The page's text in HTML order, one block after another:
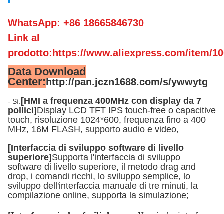
WhatsApp: +86 18665846730
Link al
prodotto:https://www.aliexpress.com/item/
Data Download
Center: http://pan.jczn1688.com/s/ywwytg
- Sì. [HMI a frequenza 400MHz con display da 7
pollici] Display LCD TFT IPS touch-free o capacitive
touch, risoluzione 1024*600, frequenza fino a 400
MHz, 16M FLASH, supporto audio e video,
[Interfaccia di sviluppo software di livello
superiore] Supporta l'interfaccia di sviluppo
software di livello superiore, il metodo drag and
drop, i comandi ricchi, lo sviluppo semplice, lo
sviluppo dell'interfaccia manuale di tre minuti, la
compilazione online, supporta la simulazione;